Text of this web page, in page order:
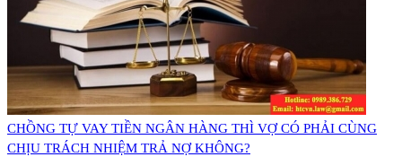
CHỒNG TỰ VAY TIỀN NGÂN HÀNG THÌ VỢ CÓ PHẢI CÙNG
CHỊU TRÁCH NHIỆM TRẢ NỢ KHÔNG?